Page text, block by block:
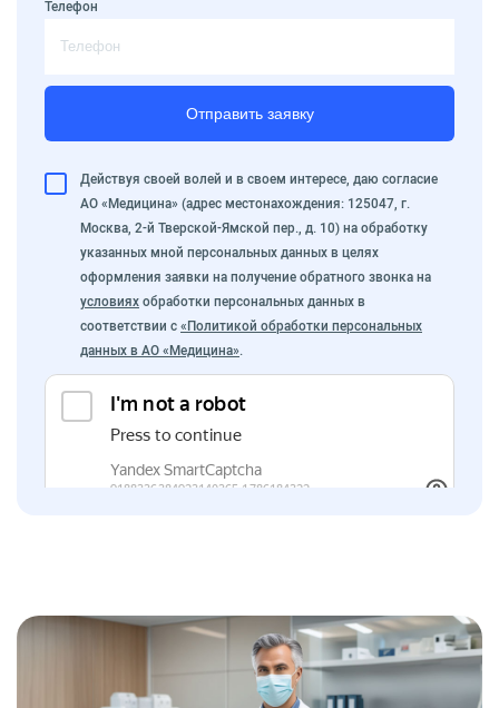
Телефон
Отправить заявку
Действуя своей волей и в своем интересе, даю согласие
АО «Медицина» (адрес местонахождения: 125047, г.
Москва, 2-й Тверской-Ямской пер., д. 10) на обработку
указанных мной персональных данных в целях
оформления заявки на получение обратного звонка на
условиях обработки персональных данных в
соответствии с «Политикой обработки персональных
данных в АО «Медицина».